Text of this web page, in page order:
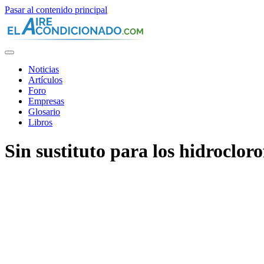
Pasar al contenido principal
Noticias
Artículos
Foro
Empresas
Glosario
Libros
Sin sustituto para los